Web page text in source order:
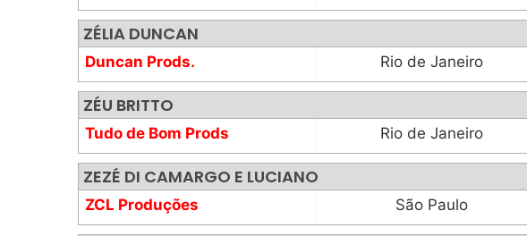
ZÉLIA DUNCAN
Duncan Prods.
Rio de Janeiro
ZÉU BRITTO
Tudo de Bom Prods
Rio de Janeiro
ZEZÉ DI CAMARGO E LUCIANO
ZCL Produções
São Paulo